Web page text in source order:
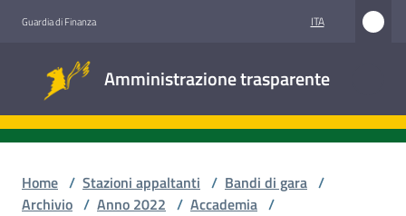
Guardia di Finanza ITA
Amministrazione trasparente
trasparente
Home / Stazioni appaltanti / Bandi di gara /
Archivio / Anno 2022 / Accademia /